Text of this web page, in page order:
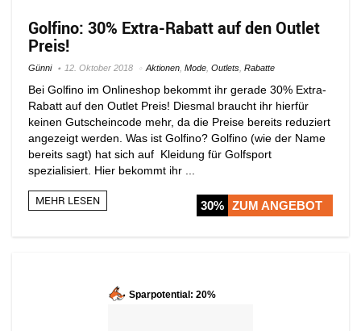
Golfino: 30% Extra-Rabatt auf den Outlet
Preis!
Günni 12. Oktober 2018 Aktionen Mode Outlets Rabatte
Bei Golfino im Onlineshop bekommt ihr gerade 30% Extra-
Rabatt auf den Outlet Preis! Diesmal braucht ihr hierfür
keinen Gutscheincode mehr, da die Preise bereits reduziert
angezeigt werden. Was ist Golfino? Golfino (wie der Name
bereits sagt) hat sich auf Kleidung für Golfsport
spezialisiert. Hier bekommt ihr ...
MEHR LESEN 30% ZUM ANGEBOT
Sparpotential: 20%